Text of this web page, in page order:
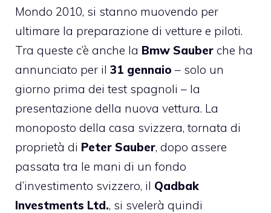
Mondo 2010, si stanno muovendo per
ultimare la preparazione di vetture e piloti.
Tra queste c’è anche la Bmw Sauber che ha
annunciato per il 31 gennaio – solo un
giorno prima dei test spagnoli – la
presentazione della nuova vettura. La
monoposto della casa svizzera, tornata di
proprietà di Peter Sauber, dopo assere
passata tra le mani di un fondo
d’investimento svizzero, il Qadbak
Investments Ltd., si svelerà quindi